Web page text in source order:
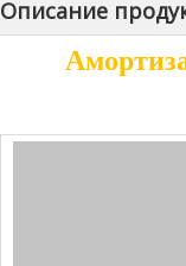
Описание